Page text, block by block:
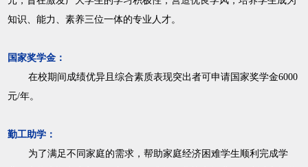
知识、能力、素养三位一体的专业人才。
国家奖学金：
在校期间成绩优异且综合素质表现突出者可申请国家奖学金6000
元/年。
勤工助学：
为了满足不同家庭的需求，帮助家庭经济困难学生顺利完成学